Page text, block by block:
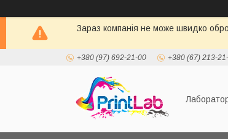
Зараз компанія не може швидко
+380 (97) 692-21-00 +380 (67) 213-